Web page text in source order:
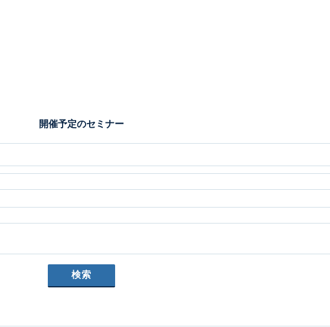
開催予定のセミナー